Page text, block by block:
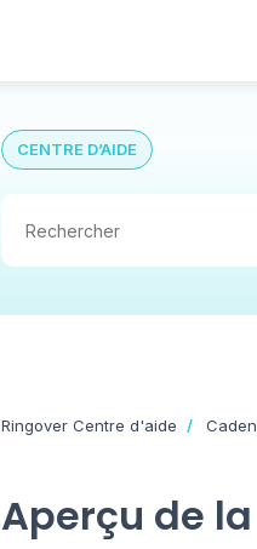
CENTRE D’AIDE
Ringover Centre d'aide
Aperçu de